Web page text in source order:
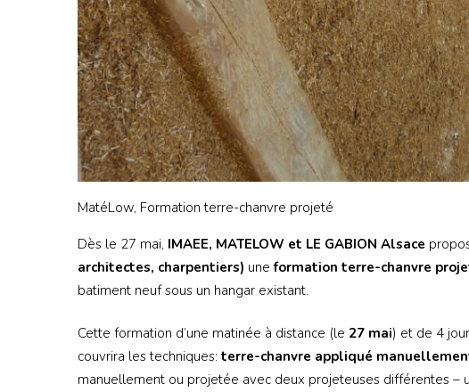
MatéLow, Formation terre-chanvre projeté
Dès le 27 mai, IMAEE, MATELOW et LE GABION Alsace
architectes, charpentiers) une formation terre-chanvre
batiment neuf sous un hangar existant.
Cette formation d’une matinée à distance (le 27 mai) et de 4
couvrira les techniques: terre-chanvre appliqué
manuellement ou projetée avec deux projeteuses différentes